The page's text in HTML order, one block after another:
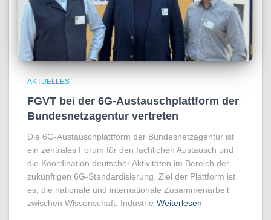
AKTUELLES
FGVT bei der 6G-Austauschplattform der
Bundesnetzagentur vertreten
Die 6G-Austauschplattform der Bundesnetzagentur ist
ein zentrales Forum für den fachlichen Austausch und
die Koordination deutscher Aktivitäten im Bereich der
zukünftigen 6G-Standardisierung. Ziel der Plattform ist
es, die nationale und internationale Zusammenarbeit
zwischen Wissenschaft, Industrie Weiterlesen